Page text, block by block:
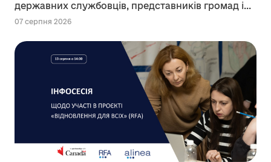
державних службовців, представників громад і...
07 серпня 2026